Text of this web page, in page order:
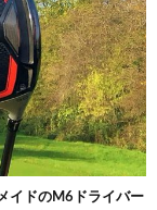
イドのM6ドライバー